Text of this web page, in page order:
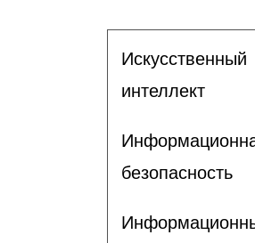
Искусственный
интеллект
безопасность